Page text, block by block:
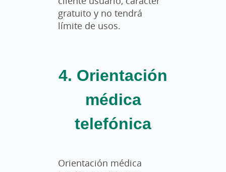
gratuito y no tendrá
límite de usos.
4. Orientación
médica
telefónica
Orientación médica